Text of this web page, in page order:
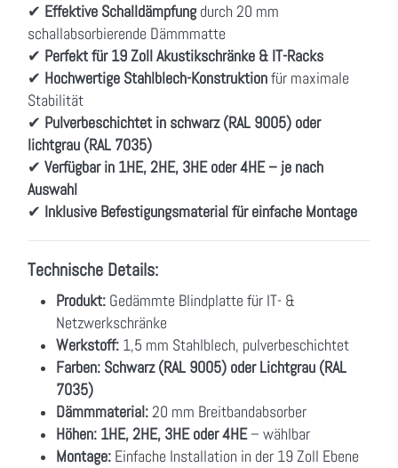
✔ Effektive Schalldämpfung durch 20 mm
schallabsorbierende Dämmmatte
✔ Perfekt für 19 Zoll Akustikschränke & IT-Racks
✔ Hochwertige Stahlblech-Konstruktionfür maximale
Stabilität
✔ Pulverbeschichtet in schwarz (RAL 9005) oder
lichtgrau (RAL 7035)
✔ Verfügbar in 1HE, 2HE, 3HE oder 4HE – je nach
Auswahl
✔ Inklusive Befestigungsmaterial für einfache Montage
Technische Details:
Produkt: Gedämmte Blindplatte für IT- &
Netzwerkschränke
Werkstoff: 1,5 mm Stahlblech, pulverbeschichtet
Farben: Schwarz (RAL 9005) oder Lichtgrau (RAL
7035)
Dämmmaterial:20 mm Breitbandabsorber
Höhen: 1HE, 2HE, 3HE oder 4HE– wählbar
Montage: Einfache Installation in der 19 Zoll Ebene